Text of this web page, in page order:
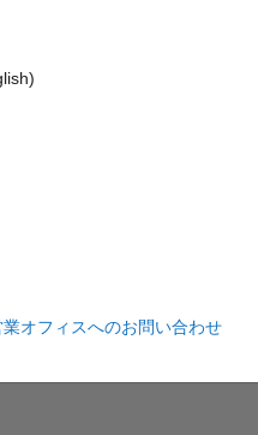
オフィスへのお問い合わせ